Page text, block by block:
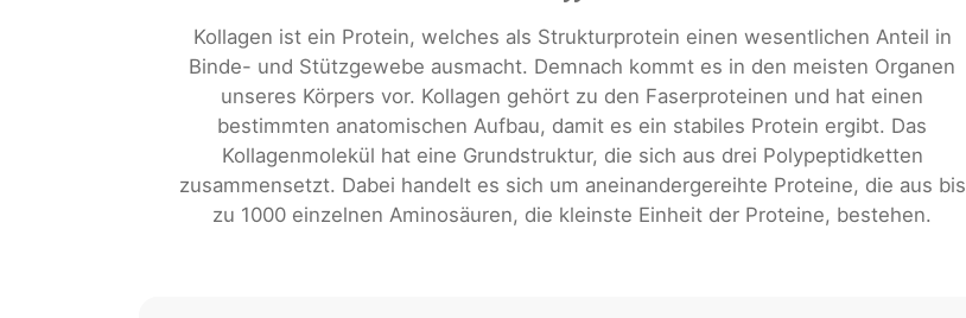
Kollagen ist ein Protein, welches als Strukturprotein einen wesentlichen Anteil in
Binde- und Stützgewebe ausmacht. Demnach kommt es in den meisten Organen
unseres Körpers vor. Kollagen gehört zu den Faserproteinen und hat einen
bestimmten anatomischen Aufbau, damit es ein stabiles Protein ergibt. Das
Kollagenmolekül hat eine Grundstruktur, die sich aus drei Polypeptidketten
zusammensetzt. Dabei handelt es sich um aneinandergereihte Proteine, die aus bis
zu 1000 einzelnen Aminosäuren, die kleinste Einheit der Proteine, bestehen.